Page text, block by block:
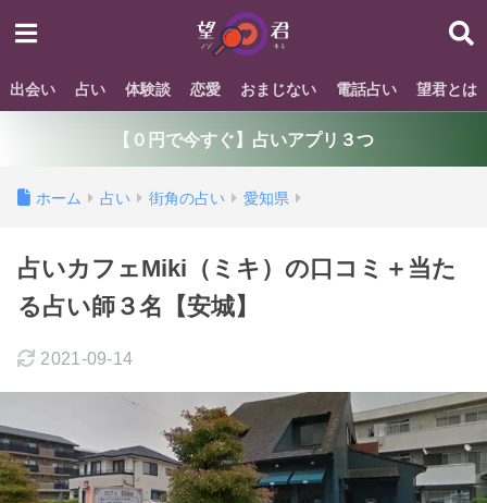
出会い 占い 体験談 恋愛 おまじない 電話占い 望君とは
【０円で今すぐ】占いアプリ３つ
ホーム 占い 街角の占い 愛知県
占いカフェMiki（ミキ）の口コミ＋当た
る占い師３名【安城】
2021-09-14